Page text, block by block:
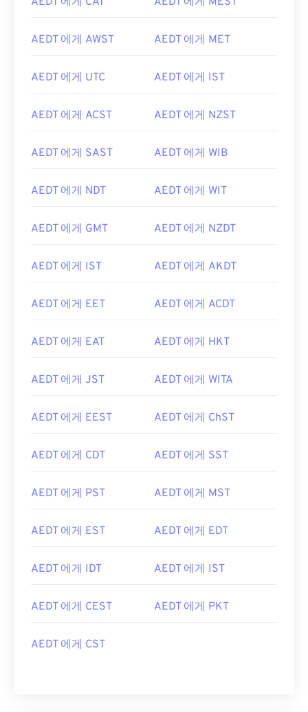
AEDT 에게 AWST AEDT 에게 MET
AEDT 에게 UTC AEDT 에게 IST
AEDT 에게 ACST AEDT 에게 NZST
AEDT 에게 SAST AEDT 에게 WIB
AEDT 에게 NDT AEDT 에게 WIT
AEDT 에게 GMT AEDT 에게 NZDT
AEDT 에게 IST AEDT 에게 AKDT
AEDT 에게 EET AEDT 에게 ACDT
AEDT 에게 EAT AEDT 에게 HKT
AEDT 에게 JST AEDT 에게 WITA
AEDT 에게 EEST AEDT 에게 ChST
AEDT 에게 CDT AEDT 에게 SST
AEDT 에게 PST AEDT 에게 MST
AEDT 에게 EST AEDT 에게 EDT
AEDT 에게 IDT AEDT 에게 IST
AEDT 에게 CEST AEDT 에게 PKT
AEDT 에게 CST